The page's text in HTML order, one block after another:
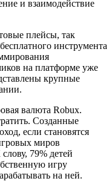
и взаимодействие
плейсы, так
инструмента
на платформе уже
крупные
валюта Robux.
Созданные
если становятся
миров
79% детей
игру
на ней.